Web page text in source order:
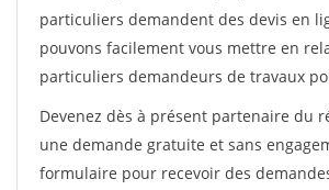
particuliers demandent des devis en
pouvons facilement vous mettre en
particuliers demandeurs de travaux
Devenez dès à présent partenaire du
une demande gratuite et sans
formulaire pour recevoir des